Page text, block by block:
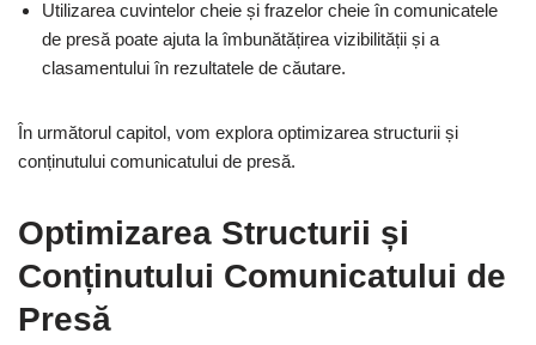
Utilizarea cuvintelor cheie și frazelor cheie în comunicatele
de presă poate ajuta la îmbunătățirea vizibilității și a
clasamentului în rezultatele de căutare.
În următorul capitol, vom explora optimizarea structurii și
conținutului comunicatului de presă.
Optimizarea Structurii și
Conținutului Comunicatului de
Presă